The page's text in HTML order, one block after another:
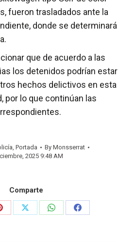
fueron trasladados ante la
donde se determinará
que de acuerdo a las
los detenidos podrían estar
hechos delictivos en esta
por lo que continúan las
Portada By Monsserrat
2025 9:48 AM
Comparte
Share
Share
Share